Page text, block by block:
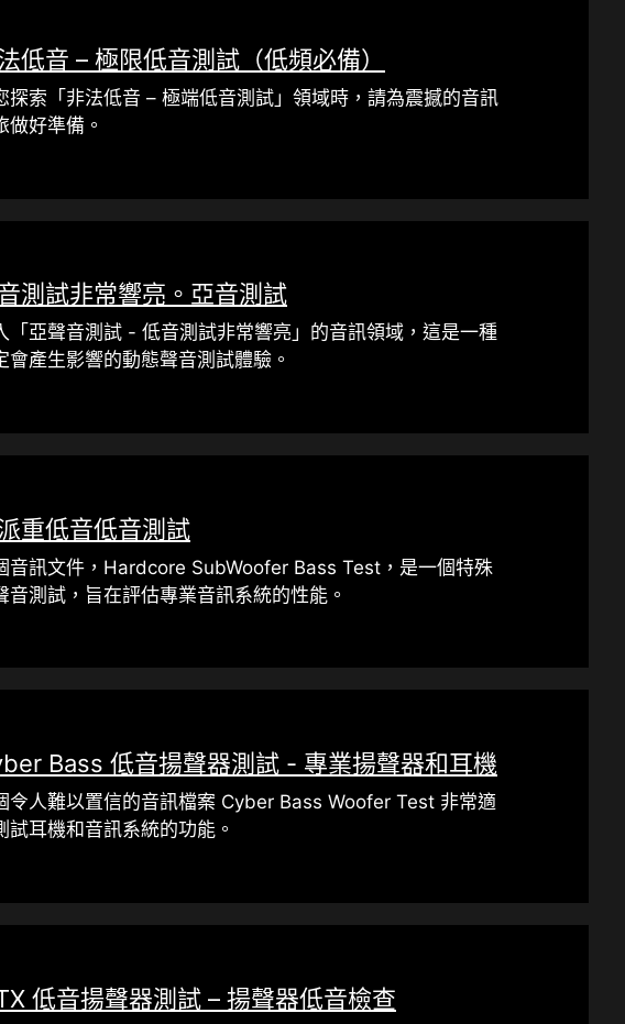
低音 – 極限低音測試（低頻必備）
探索「非法低音 – 極端低音測試」領域時，請為震撼的音訊
做好準備。
測試非常響亮。亞音測試
「亞聲音測試 - 低音測試非常響亮」的音訊領域，這是一種
會產生影響的動態聲音測試體驗。
重低音低音測試
音訊文件，Hardcore SubWoofer Bass Test，是一個特殊
音測試，旨在評估專業音訊系統的性能。
Bass 低音揚聲器測試 - 專業揚聲器和耳機
令人難以置信的音訊檔案 Cyber​​ Bass Woofer Test 非常適
試耳機和音訊系統的功能。
低音揚聲器測試 – 揚聲器低音檢查